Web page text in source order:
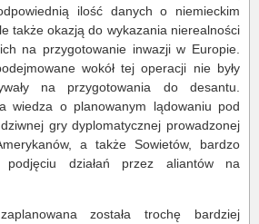
ilość danych o niemieckim
także okazją do wykazania nierealności
na przygotowanie inwazji w Europie.
wokół tej operacji nie były
na przygotowania do desantu.
wiedza o planowanym lądowaniu pod
gry dyplomatycznej prowadzonej
a także Sowietów, bardzo
podjęciu działań przez aliantów na
została trochę bardziej